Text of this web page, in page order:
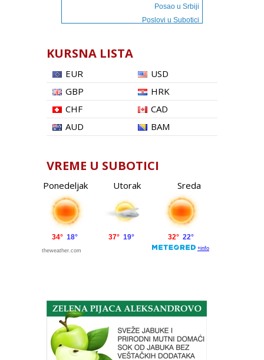
Posao u Srbiji
Poslovi u Subotici
KURSNA LISTA
EUR
USD
GBP
HRK
CHF
CAD
AUD
BAM
VREME U SUBOTICI
Ponedeljak Utorak Sreda